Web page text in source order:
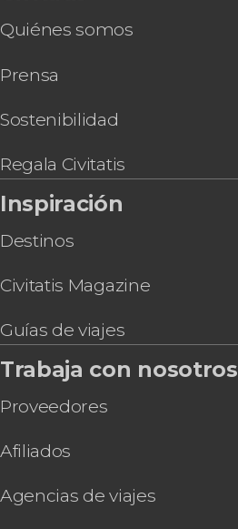
Quiénes somos
Prensa
Sostenibilidad
Regala Civitatis
Inspiración
Destinos
Civitatis Magazine
Guías de viajes
Trabaja con nosotros
Proveedores
Afiliados
Agencias de viajes